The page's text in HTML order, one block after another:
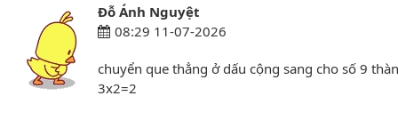
Đỗ Ánh Nguyệt
08:29 11-07-2026
chuyển que thẳng ở dấu cộng sang cho số 9
3x2=2